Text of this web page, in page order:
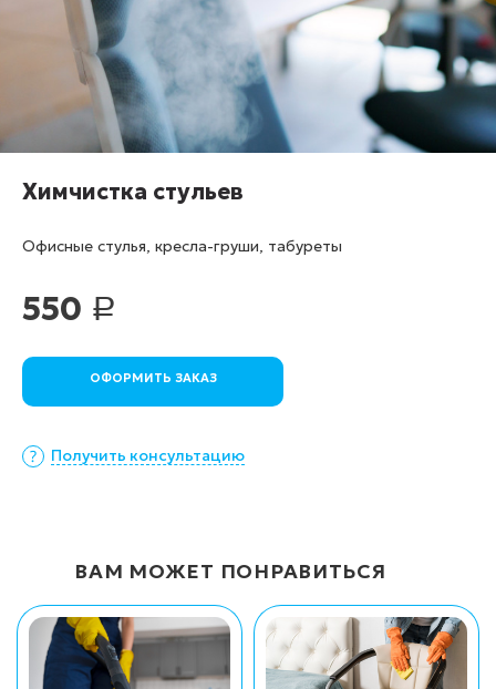
Химчистка стульев
Офисные стулья, кресла-груши, табуреты
550 Р
ОФОРМИТЬ ЗАКАЗ
Получить консультацию
ВАМ МОЖЕТ ПОНРАВИТЬСЯ